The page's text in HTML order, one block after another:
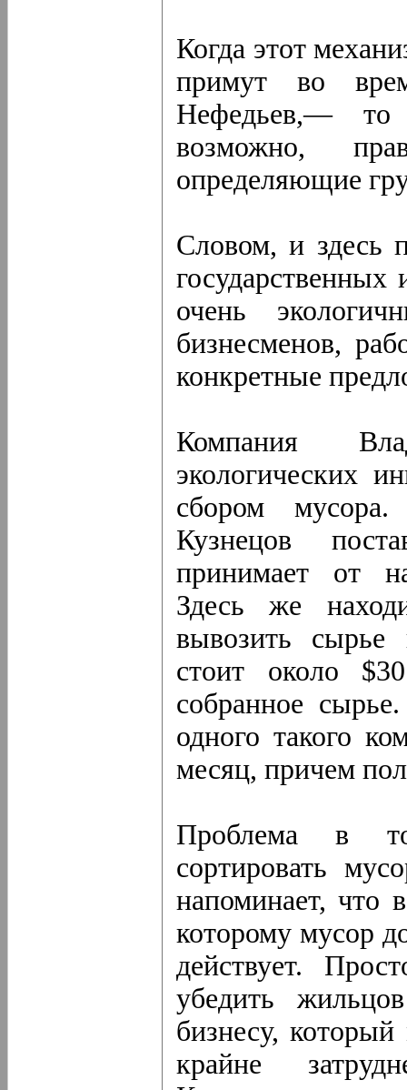
Когда этот
примут во
Нефедьев,— то
возможно,
определяющие
Словом, и здесь
государственных
очень
бизнесменов,
конкретные
Компания
экологических
сбором
Кузнецов
принимает от
Здесь же
вывозить сырье
стоит около
собранное
одного такого
месяц, причем
Проблема в
сортировать
напоминает, что
которому мусор
действует.
убедить
бизнесу,
крайне